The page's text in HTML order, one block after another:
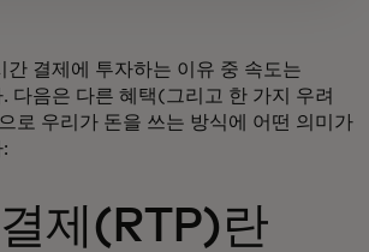
간 결제에 투자하는 이유 중 속도는
다음은 다른 혜택(그리고 한 가지 우려
로 우리가 돈을 쓰는 방식에 어떤 의미가
제(RTP)란